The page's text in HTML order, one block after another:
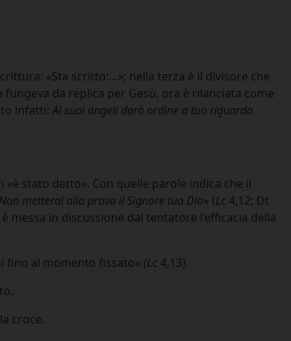
«Sta scritto:…»; nella terza è il divisore che
fungeva da replica per Gesù, ora è rilanciata come
infatti: Ai suoi angeli darò ordine a tuo riguardo
stato detto». Con quelle parole indica che il
Non metterai alla prova il Signore tuo Dio» (Lc 4,12; Dt
messa in discussione dal tentatore l’efficacia della
fino al momento fissato» (Lc 4,13).
croce.